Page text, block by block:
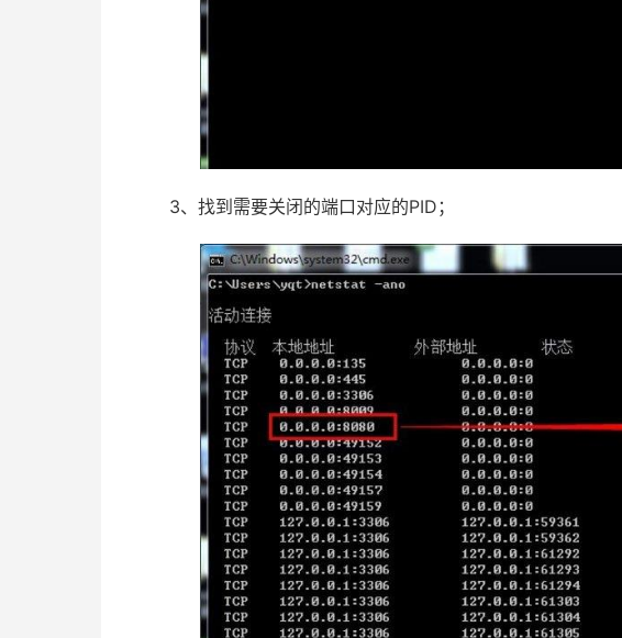
3、找到需要关闭的端口对应的PID；